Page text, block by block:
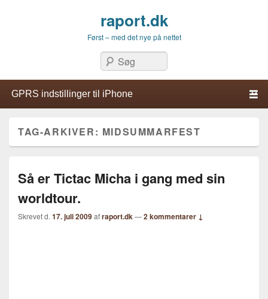
raport.dk
Først – med det nye på nettet
Søg
TAG-ARKIVER: MIDSUMMARFEST
Så er Tictac Micha i gang med sin
worldtour.
Skrevet d. 17. juli 2009afraport.dk—2 kommentarer ↓